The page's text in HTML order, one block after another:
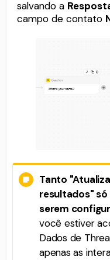
salvando a
campo de contato
Tanto
resultados"
serem
você estiver
Dados de
apenas as